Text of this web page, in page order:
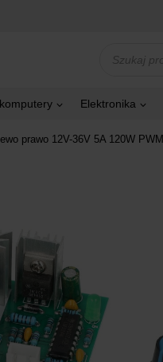
produktów
Elektronika
prawo 12V-36V 5A 120W PWM